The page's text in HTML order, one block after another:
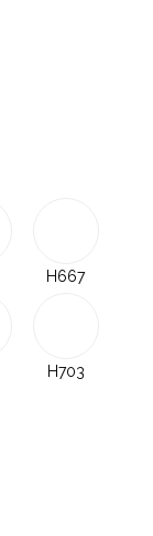
H667
H703